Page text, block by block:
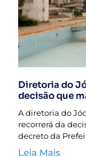
Diretoria do
decisão que
A diretoria do
recorrerá da
decreto da
Leia Mais